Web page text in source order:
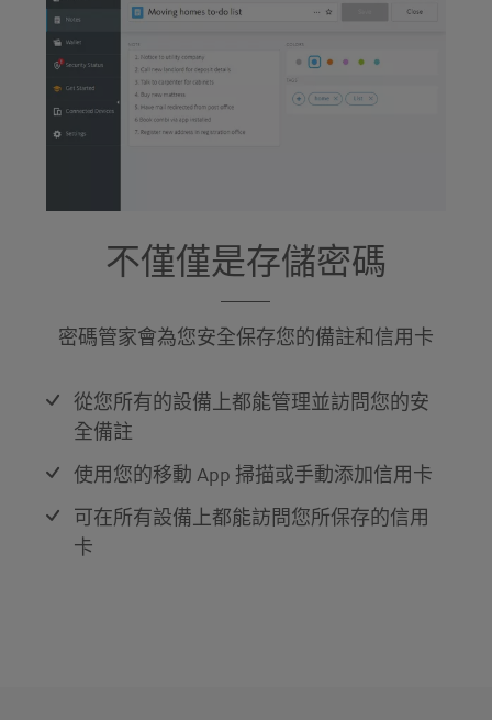
不僅僅是存儲密碼
密碼管家會為您安全保存您的備註和信用卡
從您所有的設備上都能管理並訪問您的安
全備註
使用您的移動 App 掃描或手動添加信用卡
可在所有設備上都能訪問您所保存的信用
卡